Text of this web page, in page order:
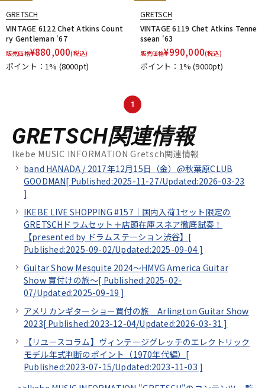
GRETSCH
VINTAGE 6122 Chet Atkins Count
ry Gentleman '67
販売価格¥880,000(税込)
ポイント：1% (8000pt)
GRETSCH
VINTAGE 6119 Chet Atkins Tenne
ssean '63
販売価格¥990,000(税込)
ポイント：1%(9000pt)
1
GRETSCH関連情報
Ikebe MUSIC INFORMATION Gretsch関連情報
band HANADA / 2017年12月15日（金）@秋葉原CLUB
GOODMAN[ Published:2025-11-27/Updated:2026-03-23
]
IKEBE LIVE SHOPPING #157｜国内入荷1セット限定の
GRETSCHドラムセット＋店頭在庫スネア徹底試奏！
【presented by ドラムステーション渋谷】[
Published:2025-09-02/Updated:2025-09-04]
Guitar Show Mesquite 2024～HMVG America Guitar
Show 買付けの旅～[ Published:2025-02-
07/Updated:2025-09-19 ]
アメリカンギターショー買付の旅 Arlington Guitar Show
2023[ Published:2023-12-04/Updated:2026-03-31 ]
【リユースコラム】ヴィンテージグレッチのエレクトリック
モデル年式判断のポイント（1970年代編）[
Published:2023-07-15/Updated:2023-11-03 ]